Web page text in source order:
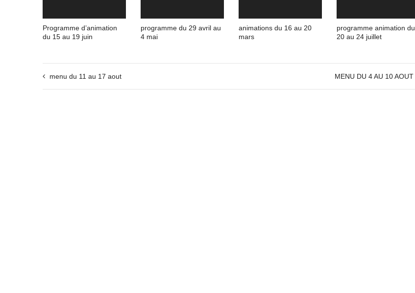
Programme d’animation
du 15 au 19 juin
programme du 29 avril au
4 mai
animations du 16 au 20
mars
programme animation du
20 au 24 juillet
menu du 11 au 17 aout MENU DU 4 AU 10 AOUT